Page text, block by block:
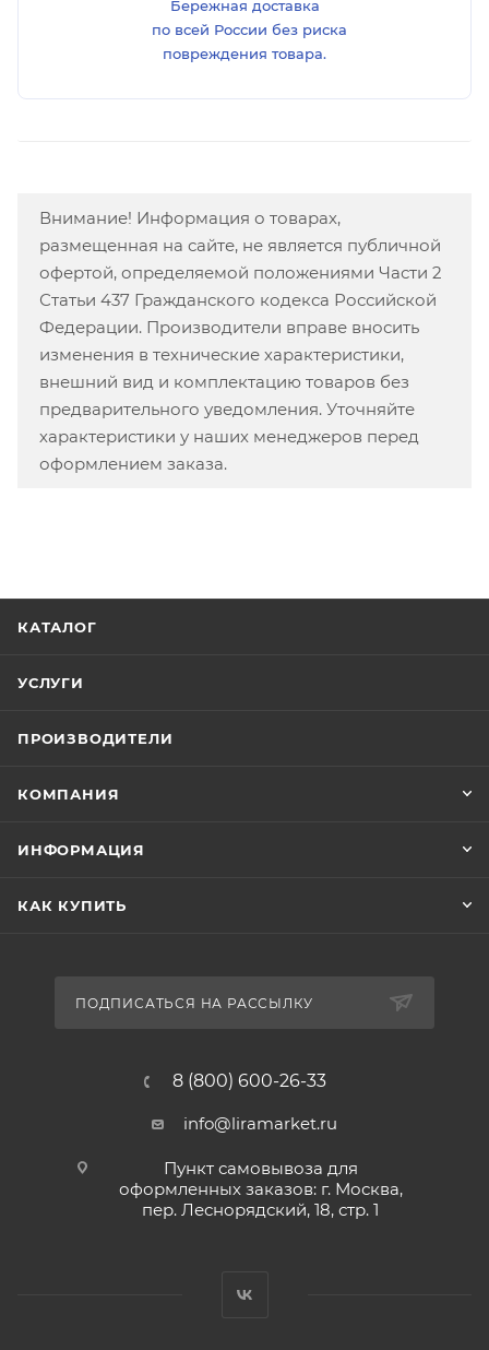
Бережная доставка
по всей России без риска
повреждения товара.
Внимание! Информация о товарах,
размещенная на сайте, не является публичной
офертой, определяемой положениями Части 2
Статьи 437 Гражданского кодекса Российской
Федерации. Производители вправе вносить
изменения в технические характеристики,
внешний вид и комплектацию товаров без
предварительного уведомления. Уточняйте
характеристики у наших менеджеров перед
оформлением заказа.
КАТАЛОГ
УСЛУГИ
ПРОИЗВОДИТЕЛИ
КОМПАНИЯ
ИНФОРМАЦИЯ
КАК КУПИТЬ
ПОДПИСАТЬСЯ НА РАССЫЛКУ
8 (800) 600-26-33
info@liramarket.ru
Пункт самовывоза для
оформленных заказов: г. Москва,
пер. Леснорядский, 18, стр. 1